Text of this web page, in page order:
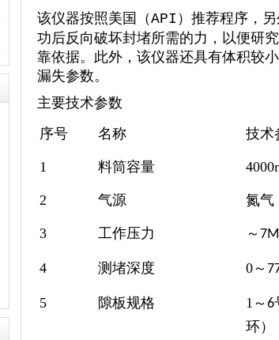
该仪器按照美国（API ）推荐程序，
功后反向破坏封堵所需的力，以便研
靠依据。此外，该仪器还具有体积较
漏失参数。
主要技术参数
序号
名称 技术
1 料筒容量
2 气源 氮气
3 工作压力 ～
4 测堵深度 0～
5 隙板规格 1 ～ 6
环）